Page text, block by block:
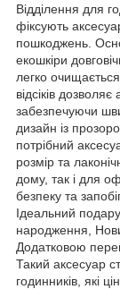
Відділення для
фіксують
пошкоджень.
екошкіри
легко
відсіків
забезпечуючи
дизайн із
потрібний
розмір та
дому, так і для
безпеку та
Ідеальний
народження,
Додатковою
Такий аксесуар
годинників, які